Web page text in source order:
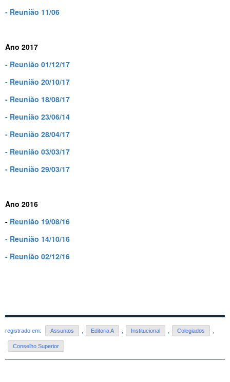
- Reunião 11/06
Ano 2017
- Reunião 01/12/17
- Reunião 20/10/17
- Reunião 18/08/17
- Reunião 23/06/14
- Reunião 28/04/17
- Reunião 03/03/17
- Reunião 29/03/17
Ano 2016
- Reunião 19/08/16
- Reunião 14/10/16
- Reunião 02/12/16
registrado em: Assuntos Editoria A Institucional Colegiados
Conselho Superior